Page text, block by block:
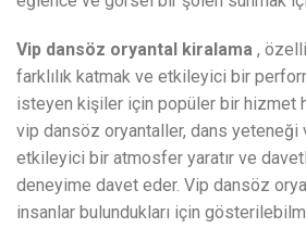
Vip dansöz oryantal kiralama ,
farklılık katmak ve etkileyici bir
isteyen kişiler için popüler bir hizmet
vip dansöz oryantaller, dans yeteneği
etkileyici bir atmosfer yaratır ve
deneyime davet eder. Vip dansöz
insanlar bulundukları için